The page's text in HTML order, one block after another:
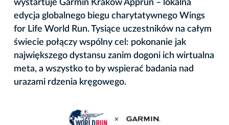
wystartuje Garmin Kraków Apprun – lokalna
edycja globalnego biegu charytatywnego Wings
for Life World Run. Tysiące uczestników na całym
świecie połączy wspólny cel: pokonanie jak
największego dystansu zanim dogoni ich wirtualna
meta, a wszystko to by wspierać badania nad
urazami rdzenia kręgowego.